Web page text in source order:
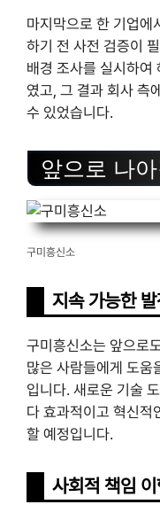
마지막으로 한 기업에
하기 전 사전 검증이
배경 조사를 실시하여
였고, 그 결과 회사 측
수 있었습니다.
앞으로 나
구미흥신소
지속 가능한
구미흥신소는 앞으로
많은 사람들에게 도움
입니다. 새로운 기술
다 효과적이고 혁신적
할 예정입니다.
사회적 책임